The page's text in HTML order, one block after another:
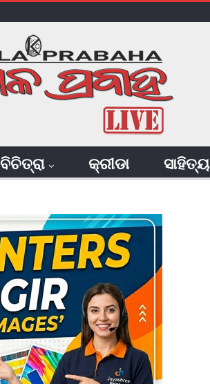
ବିଚିତ୍ରା କ୍ରୀଡା ସାହିତ୍ୟ